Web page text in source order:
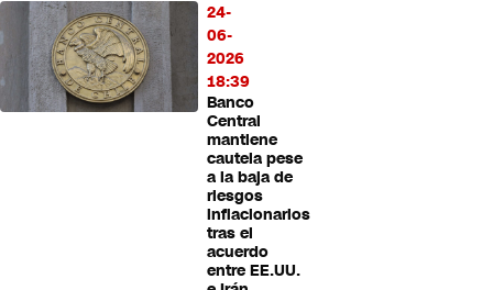
24-
06-
2026
18:39
Banco
Central
mantiene
cautela pese
a la baja de
riesgos
inflacionarios
tras el
acuerdo
entre EE.UU.